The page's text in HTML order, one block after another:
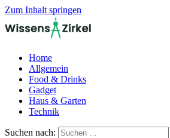
Zum Inhalt springen
Home
Allgemein
Food & Drinks
Gadget
Haus & Garten
Technik
Suchen nach: